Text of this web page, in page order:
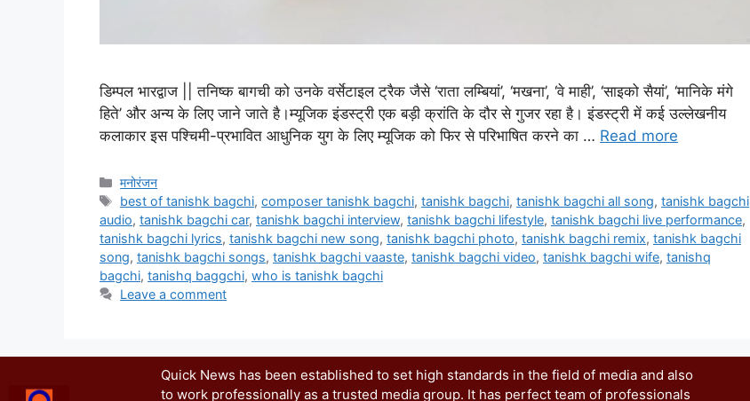
डिम्पल भारद्वाज || तनिष्क बागची को उनके वर्सेटाइल ट्रैक जैसे ‘राता लम्बियां’, ‘मखना’, ‘वे माही’, ‘साइको सैयां’, ‘मानिके मंगे
हिते’ और अन्य के लिए जाने जाते है।म्यूजिक इंडस्ट्री एक बड़ी क्रांति के दौर से गुजर रहा है। इंडस्ट्री में कई उल्लेखनीय
कलाकार इस पश्चिमी-प्रभावित आधुनिक युग के लिए म्यूजिक को फिर से परिभाषित करने का … Read more
मनोरंजन
best of tanishk bagchi,composer tanishk bagchi,tanishk bagchi,tanishk bagchi all song,tanishk bagchi
audio, tanishk bagchi car, tanishk bagchi interview, tanishk bagchi lifestyle, tanishk bagchi live performance,
tanishk bagchi lyrics, tanishk bagchi new song, tanishk bagchi photo, tanishk bagchi remix, tanishk bagchi
song, tanishk bagchi songs, tanishk bagchi vaaste, tanishk bagchi video, tanishk bagchi wife, tanishq
bagchi, tanishq baggchi, who is tanishk bagchi
Leave a comment
Quick News has been established to set high standards in the field of media and also
to work professionally as a trusted media group. It has perfect team of professionals